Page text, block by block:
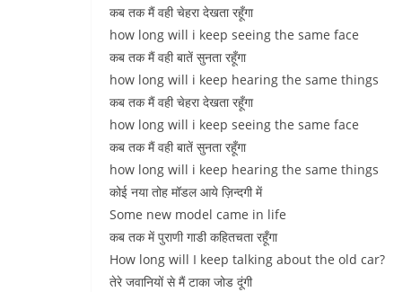
कब तक मैं वही चेहरा देखता रहूँगा
how long will i keep seeing the same face
कब तक मैं वही बातें सुनता रहूँगा
how long will i keep hearing the same things
कब तक मैं वही चेहरा देखता रहूँगा
how long will i keep seeing the same face
कब तक मैं वही बातें सुनता रहूँगा
how long will i keep hearing the same things
कोई नया तोह मॉडल आये ज़िन्दगी में
Some new model came in life
कब तक में पुराणी गाडी कहितचता रहूँगा
How long will I keep talking about the old car?
तेरे जवानियों से मैं टाका जोड दूंगी